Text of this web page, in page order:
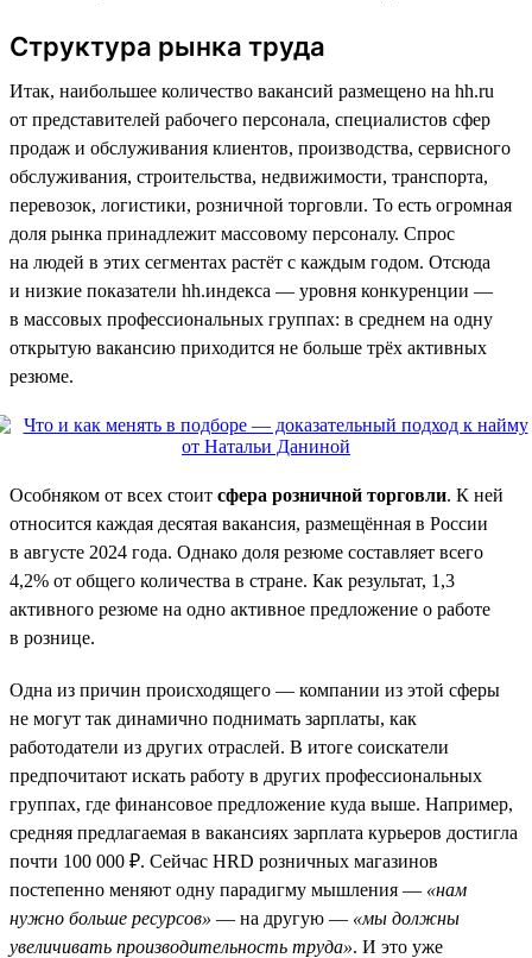
Структура рынка труда
Итак, наибольшее количество вакансий размещено на hh.ru
от представителей рабочего персонала, специалистов сфер
продаж и обслуживания клиентов, производства, сервисного
обслуживания, строительства, недвижимости, транспорта,
перевозок, логистики, розничной торговли. То есть огромная
доля рынка принадлежит массовому персоналу. Спрос
на людей в этих сегментах растёт с каждым годом. Отсюда
и низкие показатели hh.индекса — уровня конкуренции —
в массовых профессиональных группах: в среднем на одну
открытую вакансию приходится не больше трёх активных
резюме.
Особняком от всех стоит сфера розничной торговли. К ней
относится каждая десятая вакансия, размещённая в России
в августе 2024 года. Однако доля резюме составляет всего
4,2% от общего количества в стране. Как результат, 1,3
активного резюме на одно активное предложение о работе
в рознице.
Одна из причин происходящего — компании из этой сферы
не могут так динамично поднимать зарплаты, как
работодатели из других отраслей. В итоге соискатели
предпочитают искать работу в других профессиональных
группах, где финансовое предложение куда выше. Например,
средняя предлагаемая в вакансиях зарплата курьеров достигла
почти 100 000 ₽. Сейчас HRD розничных магазинов
постепенно меняют одну парадигму мышления — «нам
нужно больше ресурсов» — на другую — «мы должны
увеличивать производительность труда». И это уже